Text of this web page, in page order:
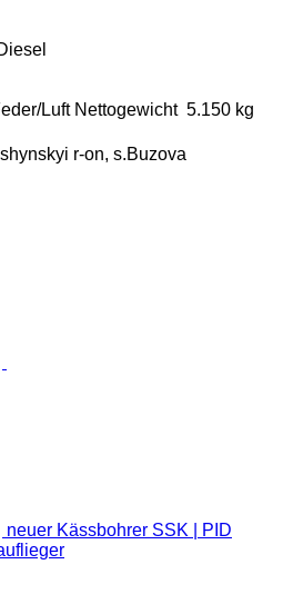
Luft Nettogewicht 5.150 kg
r-on, s.Buzova
neuer Kässbohrer SSK | PID